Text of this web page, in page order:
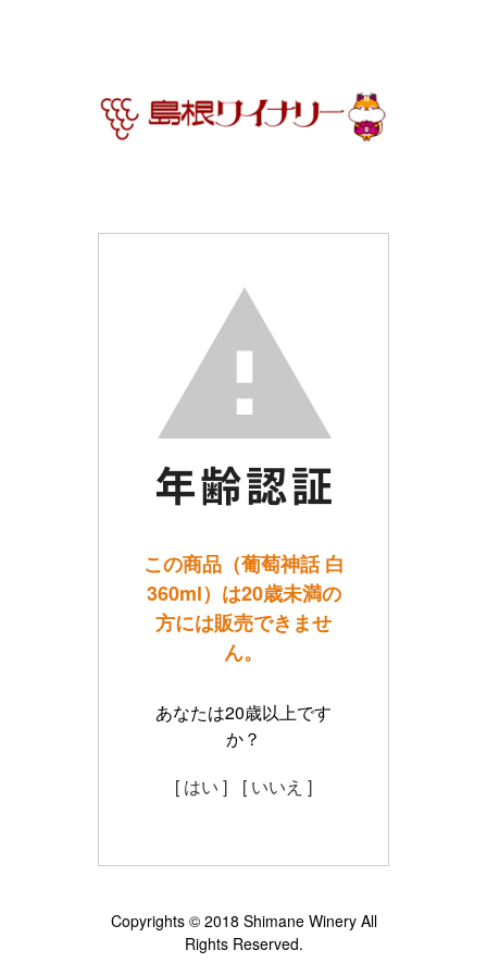
この商品（葡萄神話 白
360ml）は20歳未満の
方には販売できませ
ん。
あなたは20歳以上です
か？
[ はい ]
[ いいえ ]
Copyrights © 2018 Shimane Winery All
Rights Reserved.